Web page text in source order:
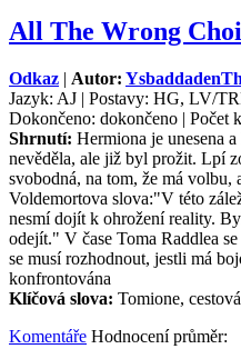
All The Wrong
Odkaz | Autor:
Jazyk: AJ | Postavy: HG, LV/
Dokončeno: dokončeno | Počet
Shrnutí: Hermiona je unesena
nevěděla, ale již byl prožit. Lpí
svobodná, na tom, že má volbu,
Voldemortova slova:"V této
nesmí dojít k ohrožení reality.
odejít." V čase Toma Raddlea
se musí rozhodnout, jestli má
konfrontována
Klíčová slova: Tomione,
Komentáře Hodnocení